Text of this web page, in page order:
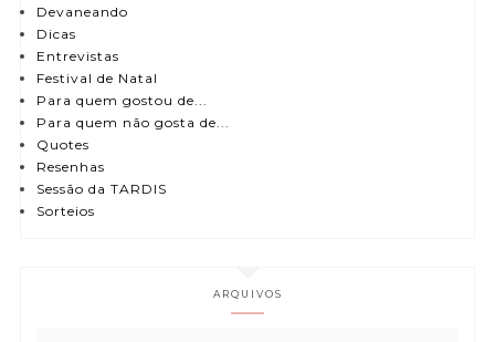
Devaneando
Dicas
Entrevistas
Festival de Natal
Para quem gostou de...
Para quem não gosta de...
Quotes
Resenhas
Sessão da TARDIS
Sorteios
ARQUIVOS